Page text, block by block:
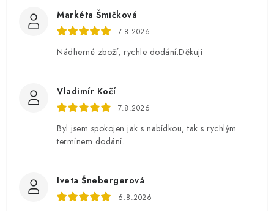
Markéta Šmičková
7.8.2026
Nádherné zboží, rychle dodání.Děkuji
Vladimír Kočí
7.8.2026
Byl jsem spokojen jak s nabídkou, tak s rychlým
termínem dodání.
Iveta Šnebergerová
6.8.2026